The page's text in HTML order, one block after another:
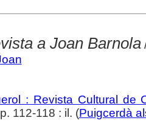
a Joan Barnola
: Revista Cultural de
112-118 : il. (Puigcerdà